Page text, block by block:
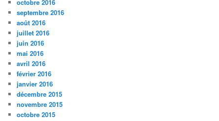
octobre 2016
septembre 2016
août 2016
juillet 2016
juin 2016
mai 2016
avril 2016
février 2016
janvier 2016
décembre 2015
novembre 2015
octobre 2015